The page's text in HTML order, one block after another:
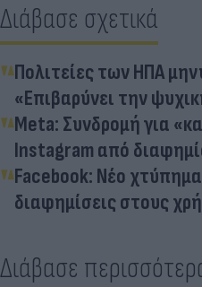
Διάβασε σχετικά
Πολιτείες των ΗΠΑ
«Επιβαρύνει την
Meta: Συνδρομή για
Instagram από
Facebook: Νέο χτύπημα
διαφημίσεις στους
Διάβασε